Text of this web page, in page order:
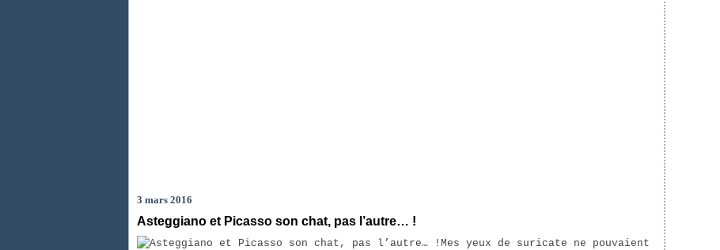
3 mars 2016
Asteggiano et Picasso son chat, pas l’autre… !
Mes yeux de suricate ne pouvaient